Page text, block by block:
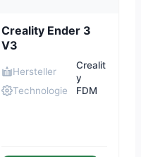
Creality Ender 3
V3
Hersteller
Crealit
y
Technologie
FDM